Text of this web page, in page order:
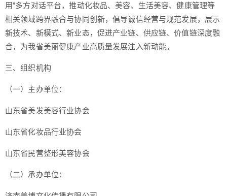
用”多方对话平台，推动化妆品、美容、生活美容、健康管理等
相关领域跨界融合与协同创新，倡导诚信经营与规范发展，展示
新技术、新模式、新业态，促进产业链、供应链、价值链深度融
合，为我省美丽健康产业高质量发展注入新动能。
三、组织机构
（一）主办单位：
山东省美发美容行业协会
山东省化妆品行业协会
山东省民营整形美容协会
（二）承办单位：